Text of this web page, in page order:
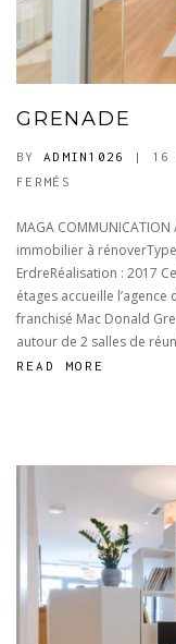
GRENADE
BY ADMIN1026 | 16
FERMÉS
MAGA COMMUNICATION
immobilier à
ErdreRéalisation : 2017
étages accueille
franchisé Mac Donald
autour de 2 salles de
READ MORE